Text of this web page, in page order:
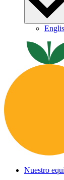
Nuestro